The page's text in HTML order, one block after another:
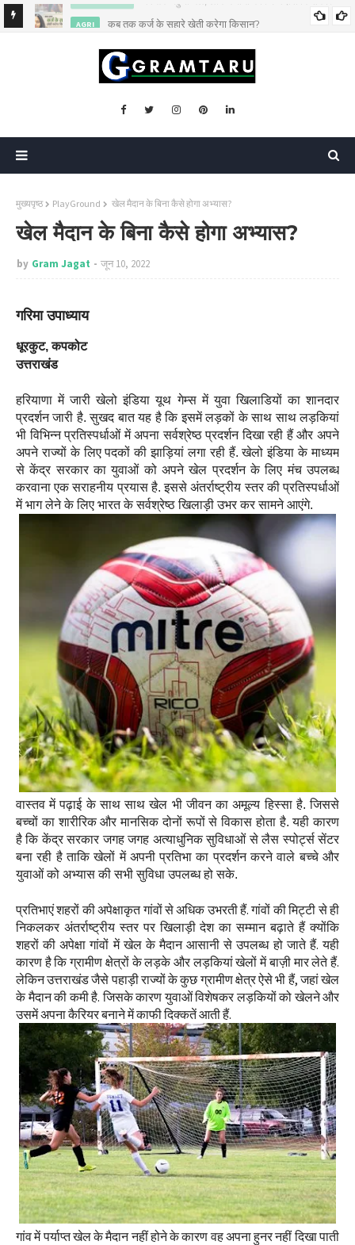
AGRI कब तक कर्ज के सहारे खेती करेगा किसान?
मुख्यपृष्ठ PlayGround खेल मैदान के बिना कैसे होगा अभ्यास?
खेल मैदान के बिना कैसे होगा अभ्यास?
by Gram Jagat जून 10, 2022
गरिमा उपाध्याय
धूरकुट, कपकोट
उत्तराखंड
हरियाणा में जारी खेलो इंडिया यूथ गेम्स में युवा खिलाडियों का शानदार
प्रदर्शन जारी है. सुखद बात यह है कि इसमें लड़कों के साथ साथ लड़कियां
भी विभिन्न प्रतिस्पर्धाओं में अपना सर्वश्रेष्ठ प्रदर्शन दिखा रही हैं और अपने
अपने राज्यों के लिए पदकों की झाड़ियां लगा रही हैं. खेलो इंडिया के माध्यम
से केंद्र सरकार का युवाओं को अपने खेल प्रदर्शन के लिए मंच उपलब्ध
करवाना एक सराहनीय प्रयास है. इससे अंतर्राष्ट्रीय स्तर की प्रतिस्पर्धाओं
में भाग लेने के लिए भारत के सर्वश्रेष्ठ खिलाड़ी उभर कर सामने आएंगे.
वास्तव में पढ़ाई के साथ साथ खेल भी जीवन का अमूल्य हिस्सा है. जिससे
बच्चों का शारीरिक और मानसिक दोनों रूपों से विकास होता है. यही कारण
है कि केंद्र सरकार जगह जगह अत्याधुनिक सुविधाओं से लैस स्पोर्ट्स सेंटर
बना रही है ताकि खेलों में अपनी प्रतिभा का प्रदर्शन करने वाले बच्चे और
युवाओं को अभ्यास की सभी सुविधा उपलब्ध हो सके.
प्रतिभाएं शहरों की अपेक्षाकृत गांवों से अधिक उभरती हैं. गांवों की मिट्टी से ही
निकलकर अंतर्राष्ट्रीय स्तर पर खिलाड़ी देश का सम्मान बढ़ाते हैं क्योंकि
शहरों की अपेक्षा गांवों में खेल के मैदान आसानी से उपलब्ध हो जाते हैं. यही
कारण है कि ग्रामीण क्षेत्रों के लड़के और लड़कियां खेलों में बाज़ी मार लेते हैं.
लेकिन उत्तराखंड जैसे पहाड़ी राज्यों के कुछ ग्रामीण क्षेत्र ऐसे भी हैं, जहां खेल
के मैदान की कमी है. जिसके कारण युवाओं विशेषकर लड़कियों को खेलने और
उसमें अपना कैरियर बनाने में काफी दिक्कतें आती हैं.
गांव में पर्याप्त खेल के मैदान नहीं होने के कारण वह अपना हुनर नहीं दिखा पाती